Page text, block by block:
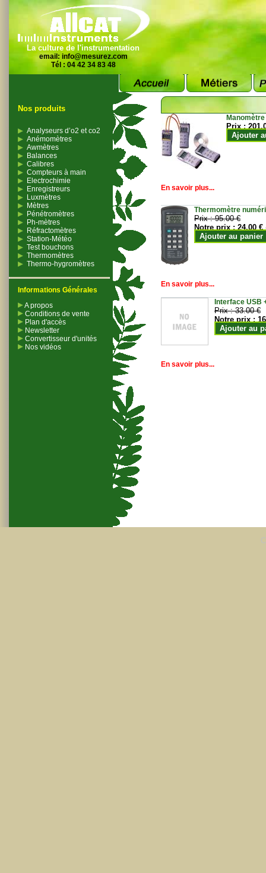
La culture de l'instrumentation
email: info@mesurez.com
Tél : 04 42 34 83 48
Nos produits
Analyseurs d’o2 et co2
Anémomètres
Awmètres
Balances
Calibres
Compteurs à main
Electrochimie
Enregistreurs
Luxmètres
Mètres
Pénétromètres
Ph-mètres
Réfractomètres
Station-Météo
Test bouchons
Thermomètres
Thermo-hygromètres
Informations Générales
A propos
Conditions de vente
Plan d'accès
Newsletter
Convertisseur d'unités
Nos vidéos
Prix :
Ajouter
En savoir plus...
Thermomètre
Prix :95.00 €
Notre prix :24.00 €
Ajouter au panier
En savoir plus...
Interface USB
Prix :33.00 €
Notre prix :
Ajouter au
En savoir plus...